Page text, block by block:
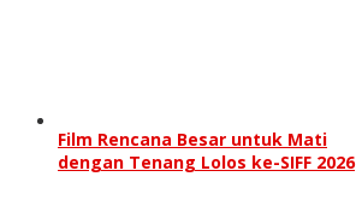
Film Rencana Besar untuk Mati
dengan Tenang Lolos ke-SIFF 2026